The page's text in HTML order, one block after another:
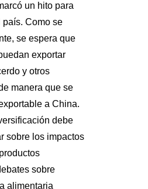
un hito para
país. Como se
se espera que
exportar
y otros
manera que se
a China.
debe
sobre los impactos
sobre
alimentaria